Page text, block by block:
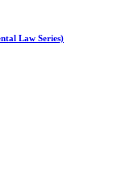
Law Series)